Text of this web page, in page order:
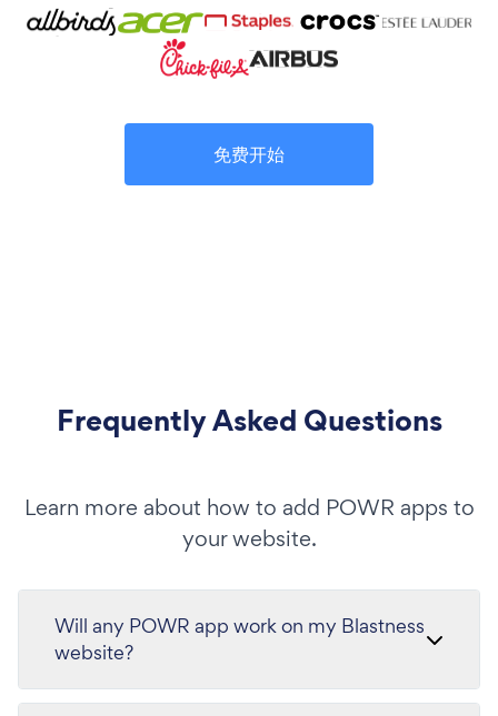
免费开始
Frequently Asked Questions
Learn more about how to add POWR apps to
your website.
Will any POWR app work on my Blastness
website?